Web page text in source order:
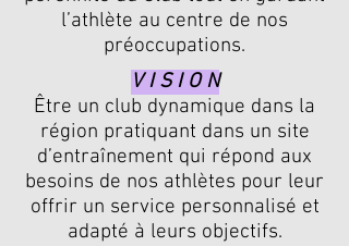
l’athlète au centre de nos
préoccupations.
V I S I O N
Être un club dynamique dans la
région pratiquant dans un site
d’entraînement qui répond aux
besoins de nos athlètes pour leur
offrir un service personnalisé et
adapté à leurs objectifs.